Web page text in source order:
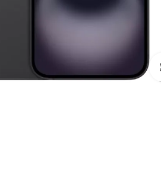
Click to enlarge